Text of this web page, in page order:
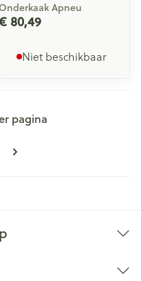
Onderkaak Apneu
80,49
Niet beschikbaar
momenteel pagina
pagina